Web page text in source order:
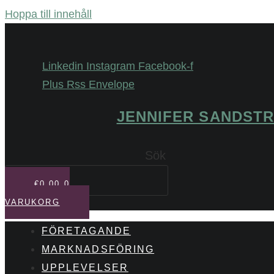
Hoppa till innehåll
Linkedin Instagram Facebook-f
Plus Rss Envelope
JENNIFER
Sök
€0,00 0
VARUKORG
FÖRETAGANDE
MARKNADSFÖRING
UPPLEVELSER